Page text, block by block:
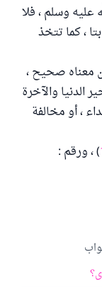
عليه وسلم ، فلا
، كما تتخذ
معناه صحيح ،
الدنيا والآخرة
، أو مخالفة
) ، ورقم :